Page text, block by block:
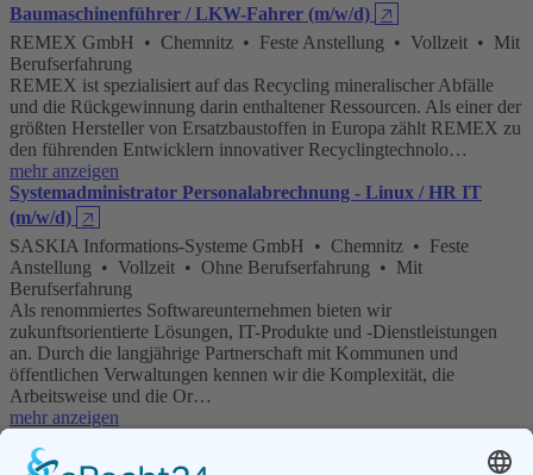
Baumaschinenführer / LKW-Fahrer (m/w/d) 🡥
REMEX GmbH • Chemnitz • Feste Anstellung • Vollzeit • Mit
Berufserfahrung
REMEX ist spezialisiert auf das Recycling mineralischer Abfälle
und die Rückgewinnung darin enthaltener Ressourcen. Als einer der
größten Hersteller von Ersatzbaustoffen in Europa zählt REMEX zu
den führenden Entwicklern innovativer Recyclingtechnolo…
mehr anzeigen
Systemadministrator Personalabrechnung - Linux / HR IT
(m/w/d) 🡥
SASKIA Informations-Systeme GmbH • Chemnitz • Feste
Anstellung • Vollzeit • Ohne Berufserfahrung • Mit
Berufserfahrung
Als renommiertes Softwareunternehmen bieten wir
zukunftsorientierte Lösungen, IT-Produkte und -Dienstleistungen
an. Durch die langjährige Partnerschaft mit Kommunen und
öffentlichen Verwaltungen kennen wir die Komplexität, die
Arbeitsweise und die Or…
mehr anzeigen
Ludwig Fresenius Schulen gemeinnützige GmbH • Chemnitz-